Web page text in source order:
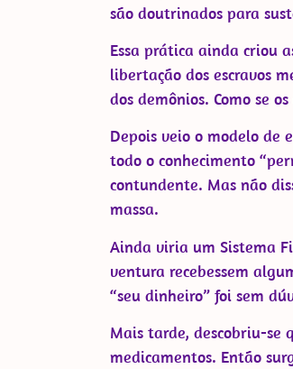
são doutrinados para
Essa prática ainda criou
libertação dos escravos
dos demônios. Como se
Depois veio o modelo de
todo o conhecimento
contundente. Mas não
massa.
Ainda viria um Sistema
ventura recebessem
“seu dinheiro” foi sem
Mais tarde, descobriu-se
medicamentos. Então